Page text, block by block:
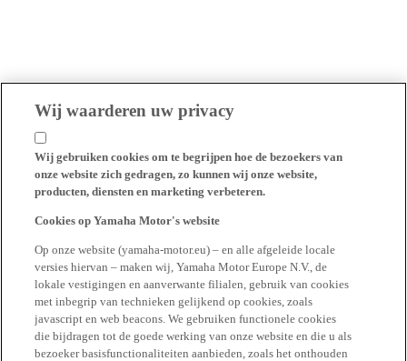
Wij waarderen uw privacy
Wij gebruiken cookies om te begrijpen hoe de bezoekers van
onze website zich gedragen, zo kunnen wij onze website,
producten, diensten en marketing verbeteren.
Cookies op Yamaha Motor's website
Op onze website (yamaha-motor.eu) – en alle afgeleide locale
versies hiervan – maken wij, Yamaha Motor Europe N.V., de
lokale vestigingen en aanverwante filialen, gebruik van cookies
met inbegrip van technieken gelijkend op cookies, zoals
javascript en web beacons. We gebruiken functionele cookies
die bijdragen tot de goede werking van onze website en die u als
bezoeker basisfunctionaliteiten aanbieden, zoals het onthouden